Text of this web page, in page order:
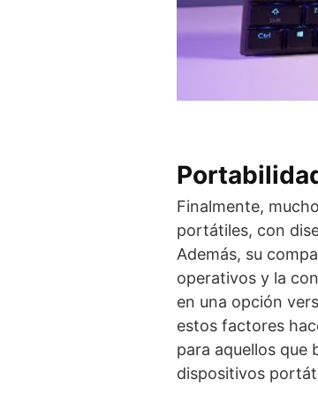
Finalmente,
portátiles, con
Además, su
operativos y la
en una opción
estos factores
para aquellos que
dispositivos